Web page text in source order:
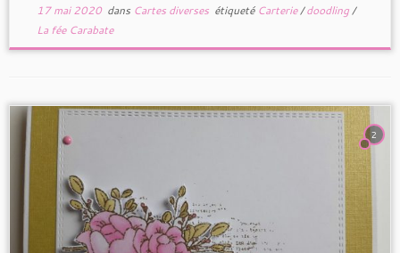
17 mai 2020dans Cartes diverses étiqueté Carterie/doodling/
La fée Carabate
2